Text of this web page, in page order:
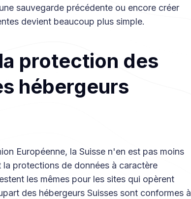
sauvegarde précédente ou encore créer
devient beaucoup plus simple.
protection des
hébergeurs
Européenne, la Suisse n'en est pas moins
protections de données à caractère
les mêmes pour les sites qui opèrent
des hébergeurs Suisses sont conformes à